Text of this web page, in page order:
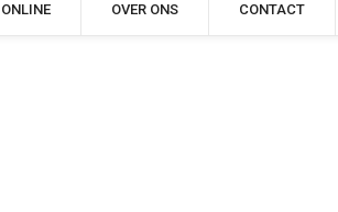
OVER ONS CONTACT